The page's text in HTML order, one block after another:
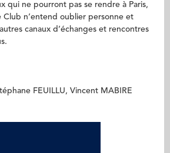
qui ne pourront pas se rendre à Paris,
Club n’entend oublier personne et
canaux d’échanges et rencontres
FEUILLU, Vincent MABIRE